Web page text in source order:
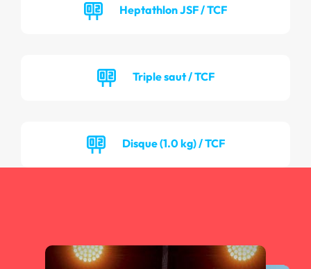
Heptathlon JSF / TCF
Triple saut / TCF
Disque (1.0 kg) / TCF